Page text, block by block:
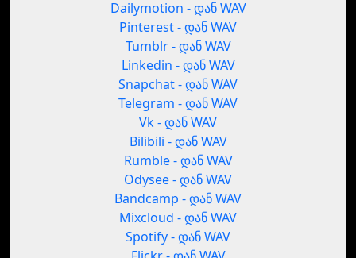
Dailymotion - დან WAV
Pinterest - დან WAV
Tumblr - დან WAV
Linkedin - დან WAV
Snapchat - დან WAV
Telegram - დან WAV
Vk - დან WAV
Bilibili - დან WAV
Rumble - დან WAV
Odysee - დან WAV
Bandcamp - დან WAV
Mixcloud - დან WAV
Spotify - დან WAV